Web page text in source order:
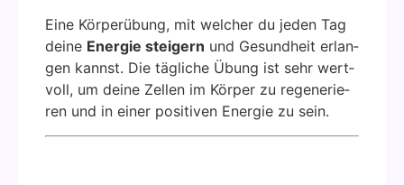
Eine Kör­per­übung, mit wel­cher du jeden Tag
dei­ne Ener­gie stei­gern und Gesund­heit erlan­
gen kannst. Die täg­li­che Übung ist sehr wert­
voll, um dei­ne Zel­len im Kör­per zu rege­ne­rie­
ren und in einer posi­ti­ven Ener­gie zu sein.